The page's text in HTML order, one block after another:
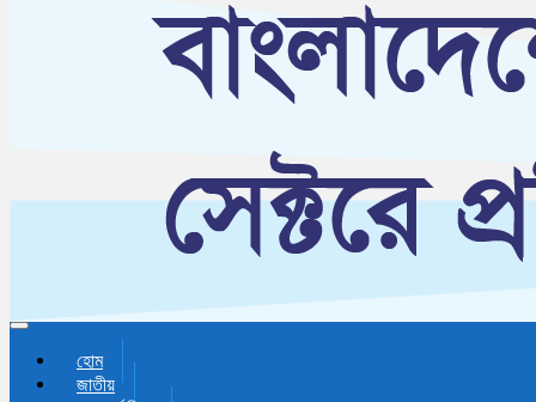
Toggle navigation
হোম
জাতীয়